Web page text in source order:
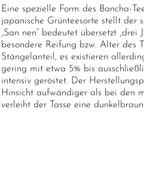
Eine spezielle Form des Bancha-
japanische Grünteesorte stellt der
„San nen“ bedeutet übersetzt
besondere Reifung bzw. Alter des
Stängelanteil, es existieren
gering mit etwa 5% bis
intensiv geröstet. Der
Hinsicht aufwändiger als bei den
verleiht der Tasse eine